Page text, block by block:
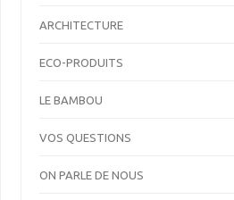
ARCHITECTURE
ECO-PRODUITS
LE BAMBOU
VOS QUESTIONS
ON PARLE DE NOUS